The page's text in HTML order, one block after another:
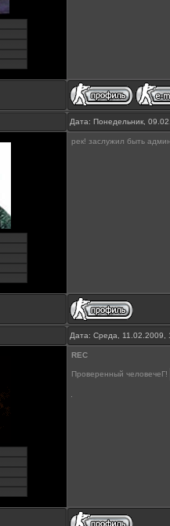
Дата: Понедельник,
рек! заслужил быть
Дата: Среда,
REC
Проверенный человечеГ!